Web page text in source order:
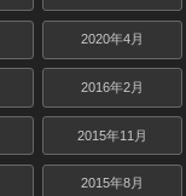
2020年4月
2016年2月
2015年11月
2015年8月